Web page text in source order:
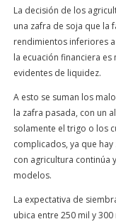
La decisión de los
una zafra de soja que la
rendimientos inferiores
la ecuación financiera
evidentes de liquidez.
A esto se suman los
la zafra pasada, con un
solamente el trigo o los
complicados, ya que
con agricultura continúa
modelos.
La expectativa de
ubica entre 250 mil y